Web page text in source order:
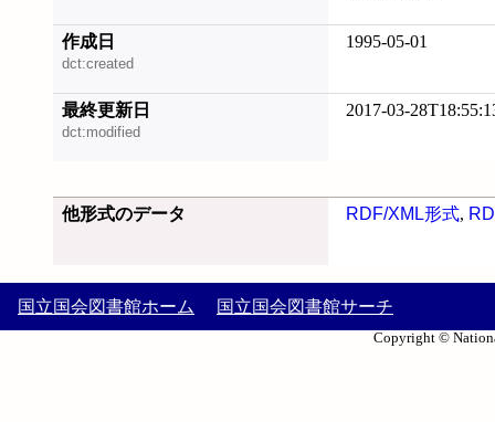
作成日
dct:created
1995-05-01
最終更新日
dct:modified
2017-03-
他形式のデータ RDF/XML形式,
国立国会図書館ホーム 国立国会図書館サーチ
Copyright ©